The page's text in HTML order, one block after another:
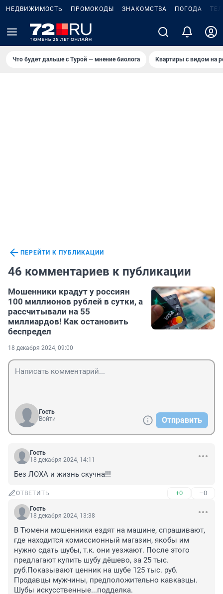
НЕДВИЖИМОСТЬ ПРОМОКОДЫ ЗНАКОМСТВА ПОГОДА
Что будет дальше с Турой — мнение биолога Квартиры с видом на
ПЕРЕЙТИ К ПУБЛИКАЦИИ
46 комментариев к публикации
Мошенники крадут у россиян
100 миллионов рублей в сутки, а
рассчитывали на 55
миллиардов! Как остановить
беспредел
18 декабря 2024, 09:00
Гость
Войти
Отправить
Гость
18 декабря 2024, 14:11
Без ЛОХА и жизнь скучна!!!
ОТВЕТИТЬ +0 –0
Гость
18 декабря 2024, 13:38
В Тюмени мошенники ездят на машине, спрашивают,
где находится комиссионный магазин, якобы им
нужно сдать шубы, т.к. они уезжают. После этого
предлагают купить шубу дёшево, за 25 тыс.
руб.Показывают ценник на шубе 125 тыс. руб.
Продавцы мужчины, предположительно кавказцы.
Шубы искусственные...подделка.